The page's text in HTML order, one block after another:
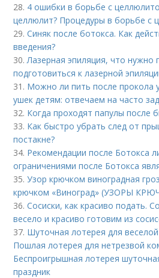
28. 4 ошибки в борьбе с
целлюлит? Процедуры в борьбе с
29.Синяк после ботокса. Как
введения?
30. Лазерная эпиляция, что нужно
подготовиться к лазерной
31. Можно ли пить после прокола
ушек детям: отвечаем на часто
32. Когда проходят папулы после
33. Как быстро убрать след от
постакне?
34. Рекомендации после Ботокса
ограничениями после Ботокса
35.Узор крючком виноградная
крючком «Виноград» (УЗОРЫ
36.Сосиски, как красиво подать.
весело и красиво готовим из
37. Шуточная лотерея для
Пошлая лотерея для нетрезвой
Беспроигрышная лотерея
праздник